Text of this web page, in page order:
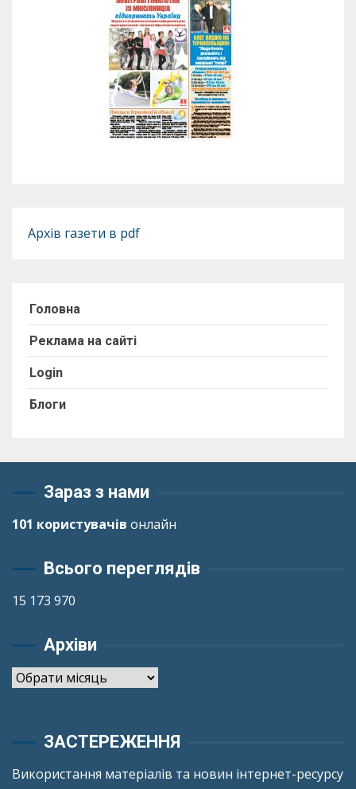
Архів газети в pdf
Головна
Реклама на сайті
Login
Блоги
Зараз з нами
101 користувачів онлайн
Всього переглядів
15 173 970
Архіви
Архіви
ЗАСТЕРЕЖЕННЯ
Використання матеріалів та новин інтернет-ресурсу